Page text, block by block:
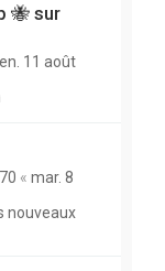
🐝 sur
11 août
« mar. 8
nouveaux